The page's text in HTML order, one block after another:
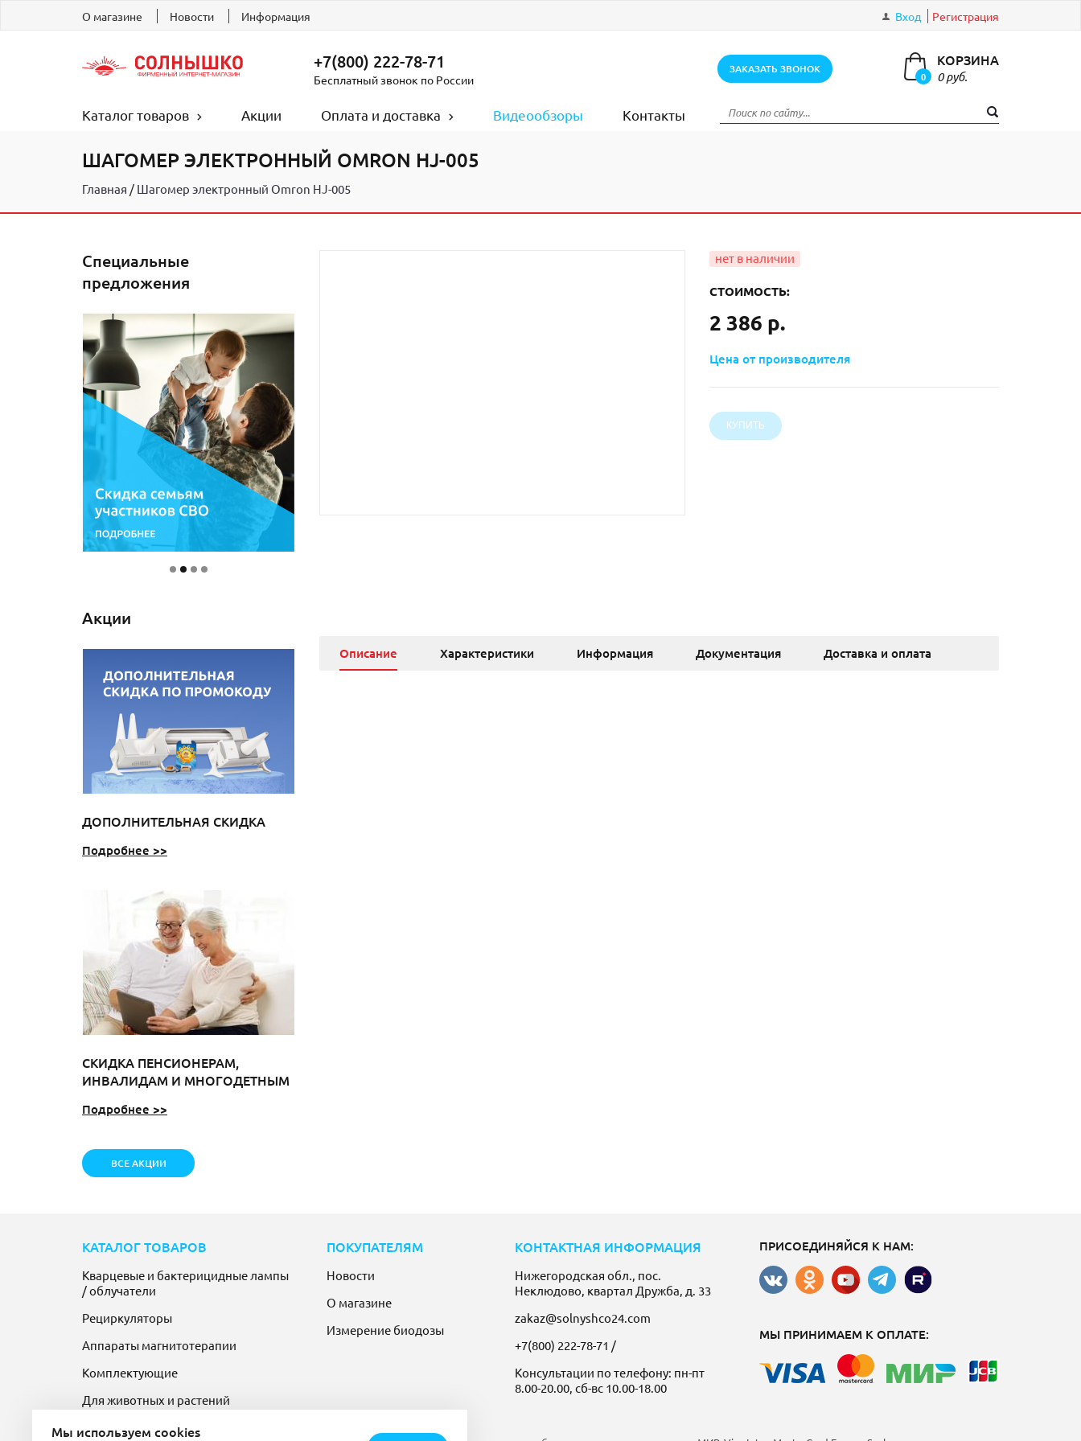
О магазине Новости Информация Вход Регистрация
+7(800) 222-78-71
Бесплатный звонок по России
ЗАКАЗАТЬ ЗВОНОК
0
КОРЗИНА
0 руб.
Каталог товаров Акции Оплата и доставка Видеообзоры Контакты
ШАГОМЕР ЭЛЕКТРОННЫЙ OMRON HJ-005
Главная Шагомер электронный Omron HJ-005
СТОИМОСТЬ:
2 386 р.
Цена от производителя
Описание Характеристики Информация Документация Доставка и оплата
Специальные
предложения
Акции
ДОПОЛНИТЕЛЬНАЯ СКИДКА
Подробнее >>
СКИДКА ПЕНСИОНЕРАМ,
ИНВАЛИДАМ И МНОГОДЕТНЫМ
Подробнее >>
ВСЕ АКЦИИ
КАТАЛОГ ТОВАРОВ
Кварцевые и бактерицидные лампы
/ облучатели
Рециркуляторы
Аппараты магнитотерапии
Комплектующие
Для животных и растений
ПОКУПАТЕЛЯМ
Новости
О магазине
Измерение биодозы
КОНТАКТНАЯ ИНФОРМАЦИЯ
Нижегородская обл., пос.
Неклюдово, квартал Дружба, д. 33
zakaz@solnyshco24.com
+7(800) 222-78-71 /
Консультации по телефону: пн-пт
8.00-20.00, сб-вс 10.00-18.00
ПРИСОЕДИНЯЙСЯ К НАМ:
МЫ ПРИНИМАЕМ К ОПЛАТЕ:
Мы используем cookies